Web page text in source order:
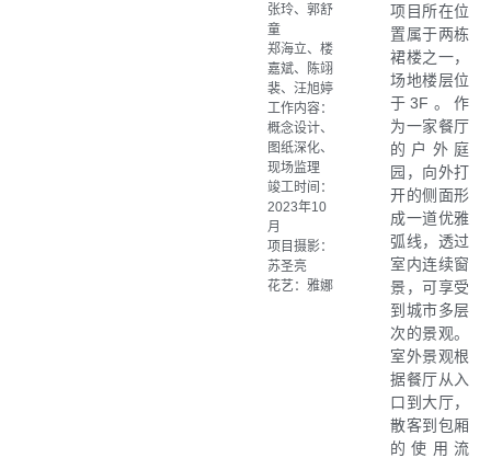
张玲、郭舒
童
郑海立、楼
嘉斌、陈翊
裴、汪旭婷
工作内容：
概念设计、
图纸深化、
现场监理
竣工时间：
2023年10
月
项目摄影：
苏圣亮
花艺：雅娜
项目所在位
置属于两栋
裙楼之一，
场地楼层位
于3F。作
为一家餐厅
的户外庭
园，向外打
开的侧⾯形
成⼀道优雅
弧线，透过
室内连续窗
景，可享受
到城市多层
次的景观。
室外景观根
据餐厅从入
口到大厅，
散客到包厢
的使用流